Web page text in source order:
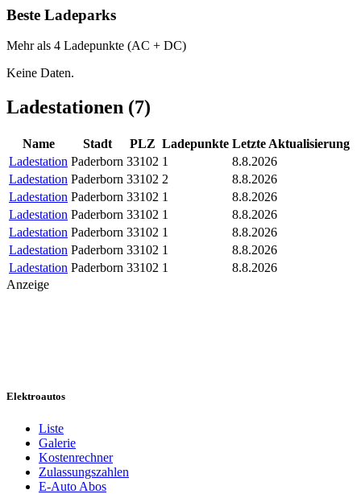
Beste Ladeparks
Mehr als 4 Ladepunkte (AC + DC)
Keine Daten.
Ladestationen (7)
Name Stadt PLZ Ladepunkte Letzte Aktualisierung
Ladestation Paderborn 33102 1
8.8.2026
Ladestation Paderborn 33102 2
8.8.2026
Ladestation Paderborn 33102 1
8.8.2026
Ladestation Paderborn 33102 1
8.8.2026
Ladestation Paderborn 33102 1
8.8.2026
Ladestation Paderborn 33102 1
8.8.2026
Ladestation Paderborn 33102 1
8.8.2026
Anzeige
Elektroautos
Liste
Galerie
Kostenrechner
Zulassungszahlen
E-Auto Abos